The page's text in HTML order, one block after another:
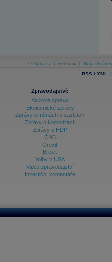
O Patria.cz Reklama Mapa Stránek
RSS / XML |
Zpravodajství:
Akciové zprávy
Ekonomické zprávy
Zprávy o měnách a sazbách
Zprávy o komoditách
Zprávy o HDP
ČNB
Grexit
Brexit
Volby v USA
Video zpravodajství
Investiční komentáře